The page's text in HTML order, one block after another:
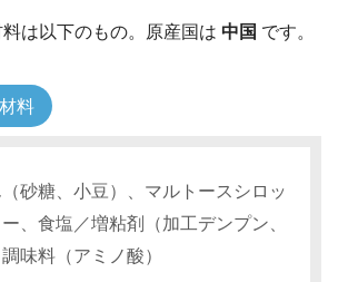
は以下のもの。原産国は 中国 です。
料
砂糖、小豆）、マルトースシロッ
、食塩／増粘剤（加工デンプン、
味料（アミノ酸）